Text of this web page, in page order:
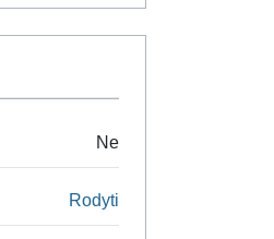
Ne
Rodyti